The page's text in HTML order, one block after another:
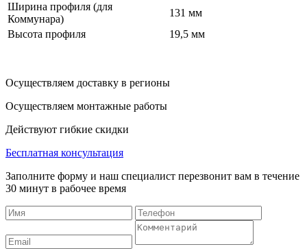
Ширина профиля (для
Коммунара)
131 мм
Высота профиля
19,5 мм
Осуществляем доставку в регионы
Осуществляем монтажные работы
Действуют гибкие скидки
Бесплатная консультация
Заполните форму и наш специалист перезвонит вам в течение
30 минут в рабочее время